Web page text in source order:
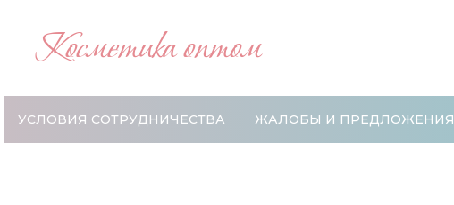
Косметика оптом
УСЛОВИЯ СОТРУДНИЧЕСТВА ЖАЛОБЫ И ПРЕДЛОЖЕНИЯ